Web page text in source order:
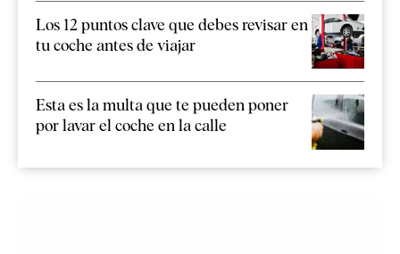
Los 12 puntos clave que debes revisar en
tu coche antes de viajar
Esta es la multa que te pueden poner
por lavar el coche en la calle